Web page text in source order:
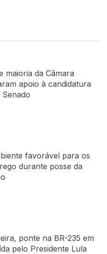
maioria da Câmara
apoio à candidatura
favorável para os
durante posse da
ponte na BR-235 em
pelo Presidente Lula